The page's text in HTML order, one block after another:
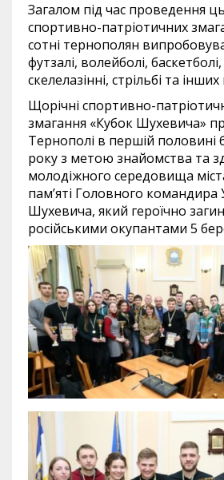
Загалом під час проведення
спортивно-патріотичних
сотні тернополян
футзалі, волейболі,
скелелазінні, стрільбі та
Щорічні спортивно-
змагання «Кубок Шухевича»
Тернополі в першій половині
року з метою знайомства та
молодіжного середовища
пам’яті Головного
Шухевича, який героїчно
російськими окупантами 5